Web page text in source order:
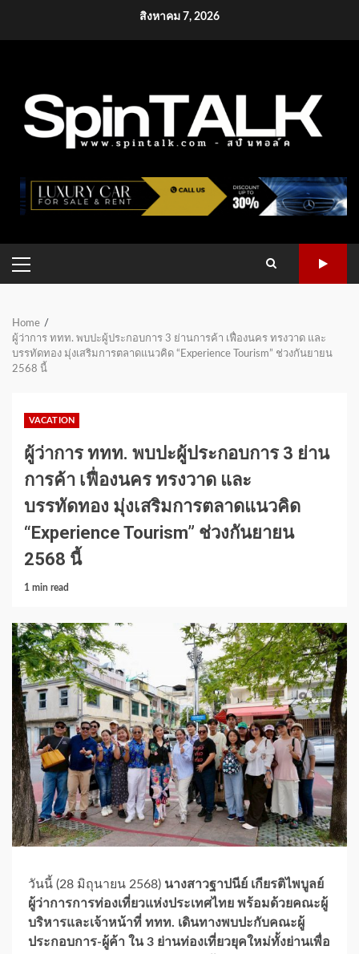
สิงหาคม 7, 2026
PRIMARY
MENU
Home
ผู้ว่าการ ททท. พบปะผู้ประกอบการ 3 ย่านการค้า เฟื่องนคร ทรงวาด และ
บรรทัดทอง มุ่งเสริมการตลาดแนวคิด “Experience Tourism” ช่วงกันยายน
2568 นี้
VACATION
ผู้ว่าการ ททท. พบปะผู้ประกอบการ 3 ย่าน
การค้า เฟื่องนคร ทรงวาด และ
บรรทัดทอง มุ่งเสริมการตลาดแนวคิด
“Experience Tourism” ช่วงกันยายน
2568 นี้
1 min read
วันนี้ (28 มิถุนายน 2568) นางสาวฐาปนีย์ เกียรติไพบูลย์
ผู้ว่าการการท่องเที่ยวแห่งประเทศไทย พร้อมด้วยคณะผู้
บริหารและเจ้าหน้าที่ ททท. เดินทางพบปะกับคณะผู้
ประกอบการ-ผู้ค้า ใน 3 ย่านท่องเที่ยวยุคใหม่ทั้งย่านเพื่อ